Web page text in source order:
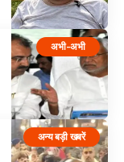
अभी-अभी
अन्य बड़ी खबरें